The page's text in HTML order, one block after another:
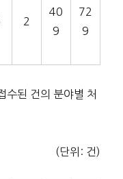
2
40
9
72
9
수된 건의 분야별 처
(단위: 건)